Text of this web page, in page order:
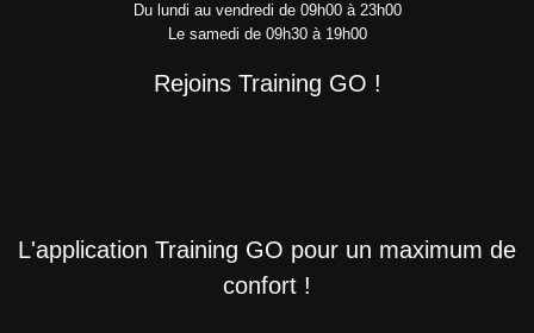
Du lundi au vendredi de 09h00 à 23h00
Le samedi de 09h30 à 19h00
Rejoins Training GO !
L'application Training GO pour un maximum de
confort !